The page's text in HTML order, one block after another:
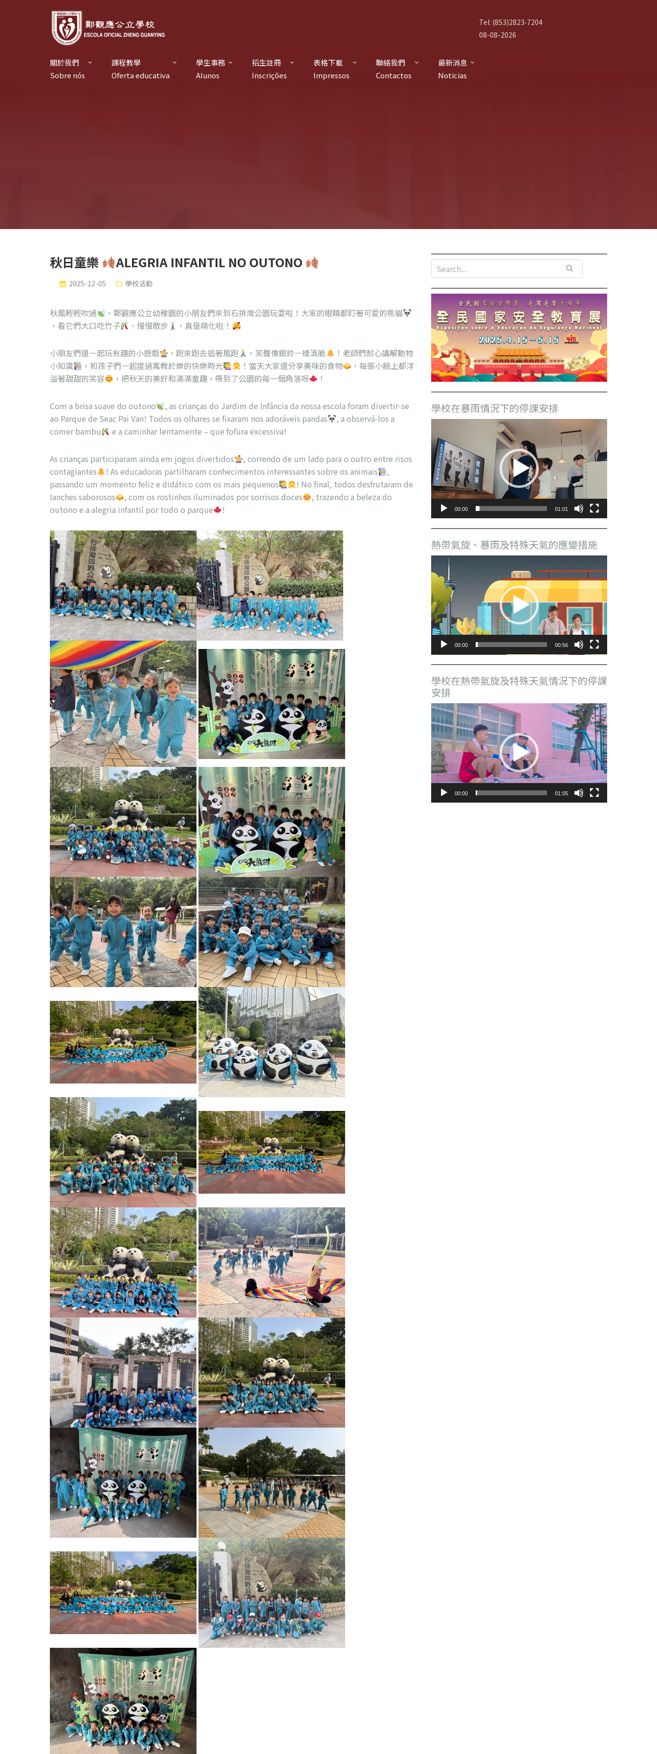
Tel: (853)2823‑7204
08-08-2026
關於我們
Sobre nós
課程教學
Oferta educativa
學生事務
Alunos
招生註冊
Inscrições
表格下載
Impressos
聯絡我們
Contactos
最新消息
Noticias
秋日童樂 ALEGRIA INFANTIL NO OUTONO
2025-12-05 學校活動
秋風輕輕吹過
，鄭觀應公立幼稚園的小朋友們來到石排灣公園玩耍啦！大家的眼睛都盯著可愛的熊貓
，看它們大口吃竹子
、慢慢散步 ，真是萌化啦！
小朋友們還一起玩有趣的小遊戲 ，跑來跑去追著風跑 ，笑聲像銀鈴一樣清脆
！老師們耐心講解動物
小知識
，和孩子們一起度過寓教於樂的快樂時光 ！當天大家還分享美味的食物
，每張小臉上都洋
溢著甜甜的笑容
，把秋天的美好和滿滿童趣，帶到了公園的每一個角落呀 ！
Com a brisa suave do outono
, as crianças do Jardim de Infância da nossa escola foram divertir-se
ao Parque de Seac Pai Van! Todos os olhares se fixaram nos adoráveis pandas
, a observá-los a
comer bambu
e a caminhar lentamente – que fofura excessiva!
As crianças participaram ainda em jogos divertidos
, correndo de um lado para o outro entre risos
contagiantes
! As educadoras partilharam conhecimentos interessantes sobre os animais
,
passando um momento feliz e didático com os mais pequenos
! No final, todos desfrutaram de
lanches saborosos
, com os rostinhos iluminados por sorrisos doces
, trazendo a beleza do
outono e a alegria infantil por todo o parque
!
學校在暴雨情況下的停課安排
訊
播
放
器
00:00 01:01
熱帶氣旋、暴雨及特殊天氣的應變措施
訊
放
器
00:00 00:56
學校在熱帶氣旋及特殊天氣情況下的停課
安排
視
訊
播
放
器
00:00 01:05